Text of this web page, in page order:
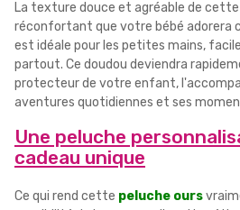
La texture douce et agréable de
réconfortant que votre bébé adorera
est idéale pour les petites mains,
partout. Ce doudou deviendra
protecteur de votre enfant,
aventures quotidiennes et ses
Une peluche
cadeau unique
Ce qui rend cette peluche ours